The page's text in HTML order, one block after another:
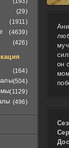
он
(29)
(1911)
(4639)
(426)
(164)
(504)
(1129)
(496)